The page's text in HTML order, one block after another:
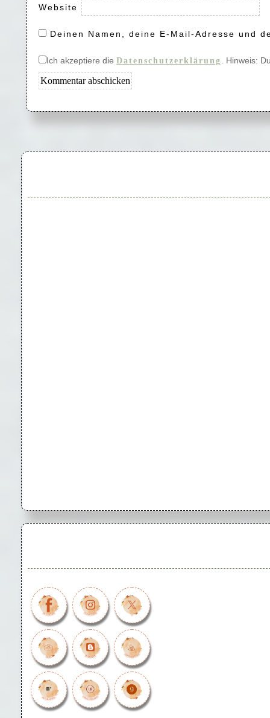
Website
Deinen Namen, deine E-Mail-Adresse und
Ich akzeptiere die Datenschutzerklärung . Hinweis: